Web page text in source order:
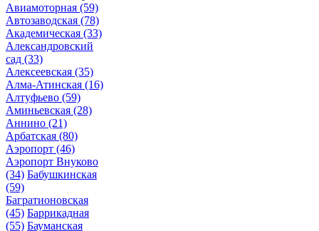
Авиамоторная (59)
Автозаводская (78)
Академическая (33)
Александровский
сад (33)
Алексеевская (35)
Алма-Атинская (16)
Алтуфьево (59)
Аминьевская (28)
Аннино (21)
Арбатская (80)
Аэропорт (46)
Аэропорт Внуково
(34) Бабушкинская
(59)
Багратионовская
(45) Баррикадная
(55) Бауманская